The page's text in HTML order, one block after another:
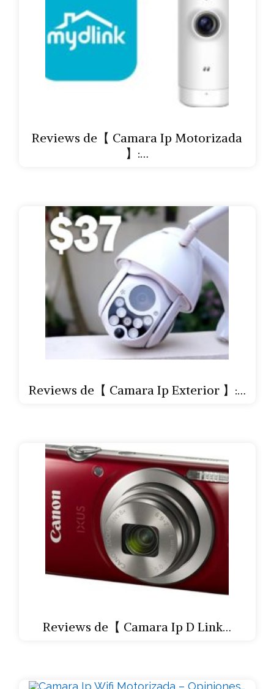
Reviews de【 Camara Ip Motorizada
】:…
Reviews de【 Camara Ip Exterior 】:…
Reviews de【 Camara Ip D Link…